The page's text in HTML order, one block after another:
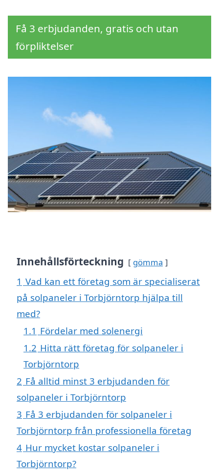
Få 3 erbjudanden, gratis och utan
förpliktelser
Innehållsförteckning gömma
1 Vad kan ett företag som är specialiserat
på solpaneler i Torbjörntorp hjälpa till
med?
1.1 Fördelar med solenergi
1.2 Hitta rätt företag för solpaneler i
Torbjörntorp
2 Få alltid minst 3 erbjudanden för
solpaneler i Torbjörntorp
3 Få 3 erbjudanden för solpaneler i
Torbjörntorp från professionella företag
4 Hur mycket kostar solpaneler i
Torbjörntorp?